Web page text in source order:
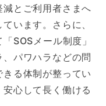
とご利用者さまへ
います。さらに、
SOSメール制度」
パワハラなどの問
る体制が整ってい
心して長く働ける